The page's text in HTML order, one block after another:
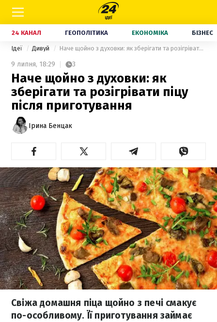
24 КАНАЛ ГЕОПОЛІТИКА ЕКОНОМІКА БІЗНЕС
Ідеї Дивуй Наче щойно з духовки: як зберігати та розігрівати піцу після приготування
9 липня, 18:29 3
Наче щойно з духовки: як
зберігати та розігрівати піцу
після приготування
Ірина Бенцак
Свіжа домашня піца щойно з печі смакує
по-особливому. Її приготування займає